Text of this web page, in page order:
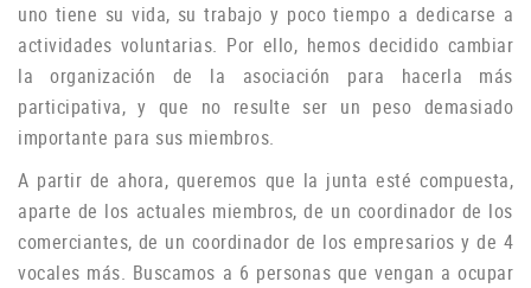
uno tiene su vida, su trabajo y poco tiempo a dedicarse a
actividades voluntarias. Por ello, hemos decidido cambiar
la organización de la asociación para hacerla más
participativa, y que no resulte ser un peso demasiado
importante para sus miembros.
A partir de ahora, queremos que la junta esté compuesta,
aparte de los actuales miembros, de un coordinador de los
comerciantes, de un coordinador de los empresarios y de 4
vocales más. Buscamos a 6 personas que vengan a ocupar